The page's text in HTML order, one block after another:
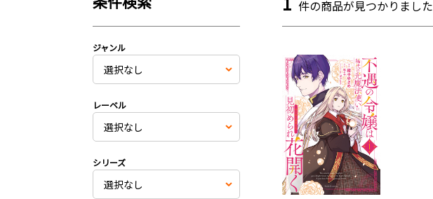
ジャンル
レーベル
シリーズ
件の商品が見つかりました